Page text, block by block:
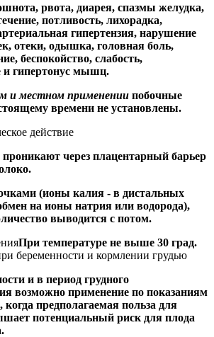
рвота, диарея, спазмы желудка,
потливость, лихорадка,
гипертензия, нарушение
отеки, одышка, головная боль,
беспокойство, слабость,
и гипертонус мышц.
и местном применении побочные
времени не установлены.
действие
через плацентарный барьер
(ионы калия - в дистальных
на ионы натрия или водорода),
выводится с потом.
При температуре не выше 30 град.
беременности и кормлении грудью
и в период грудного
возможно применение по показаниям
когда предполагаемая польза для
потенциальный риск для плода